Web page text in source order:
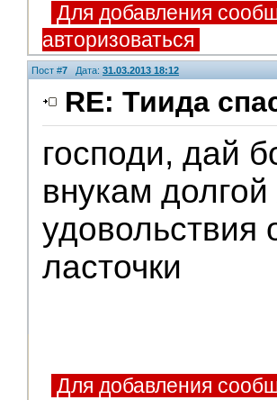
Для добавления
авторизоваться
Пост #7 Дата: 31.03.2013 18:12
RE: Тиида
господи, дай
внукам
ласточки
Для добавления